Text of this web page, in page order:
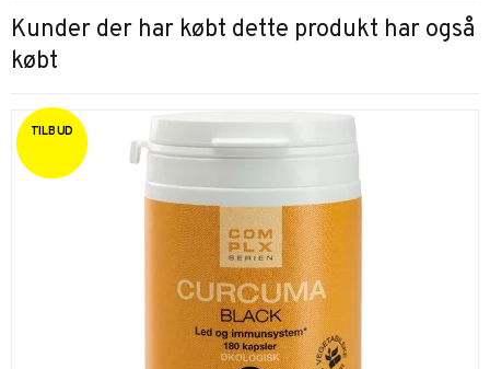
Kunder der har købt dette produkt har også
købt
TILBUD